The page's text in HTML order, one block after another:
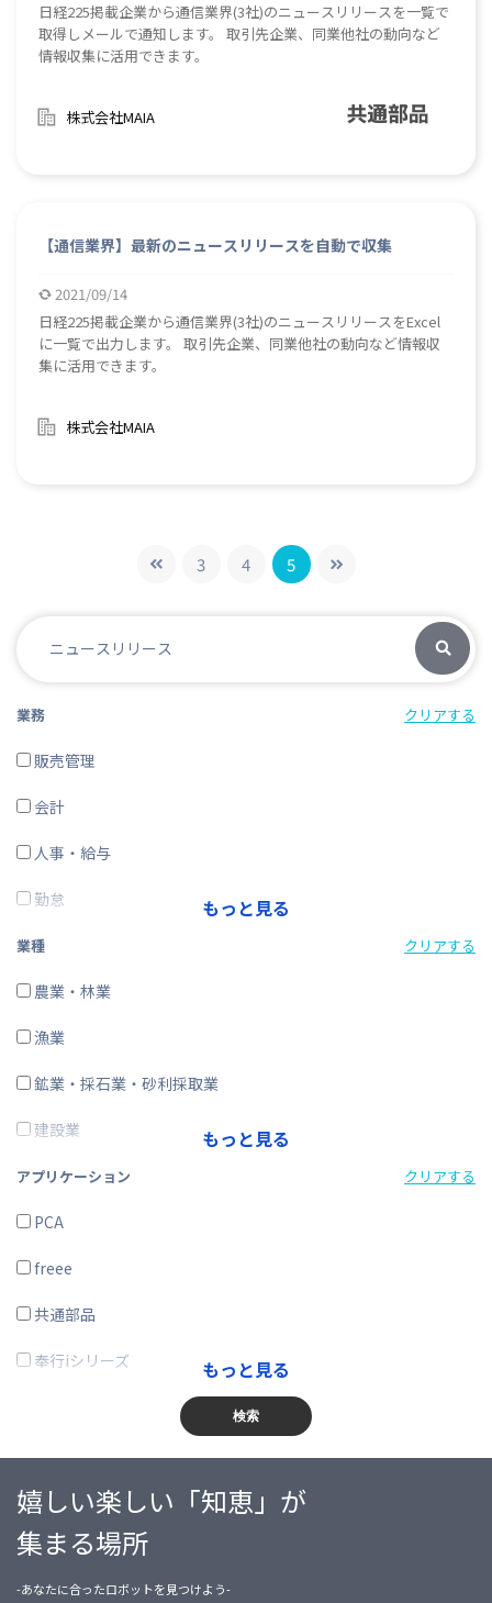
日経225掲載企業から通信業界(3社)のニュースリリースを一覧で
取得しメールで通知します。 取引先企業、同業他社の動向など
情報収集に活用できます。
株式会社MAIA
【通信業界】最新のニュースリリースを自動で収集
2021/09/14
日経225掲載企業から通信業界(3社)のニュースリリースをExcel
に一覧で出力します。 取引先企業、同業他社の動向など情報収
集に活用できます。
株式会社MAIA
3 4 5
業務 クリアする
販売管理
会計
人事・給与
勤怠
経費精算
CRM・SFA
ERP
在庫購買
その他
もっと見る
業種 クリアする
農業・林業
漁業
鉱業・採石業・砂利採取業
建設業
製造業
電気・ガス・熱供給・水道業
情報通信業
運輸業、郵便業
卸売業、小売業
不動産業、物品賃貸業
学術研究・専門・技術サービス業
宿泊業・飲食サービス業
生活関連サービス業・娯楽業
もっと見る
アプリケーション クリアする
PCA
freee
共通部品
奉行iシリーズ
蔵奉行
勘定奉行
給与奉行
就業奉行
もっと見る
検索
嬉しい楽しい「知恵」が
集まる場所
-あなたに合ったロボットを見つけよう-